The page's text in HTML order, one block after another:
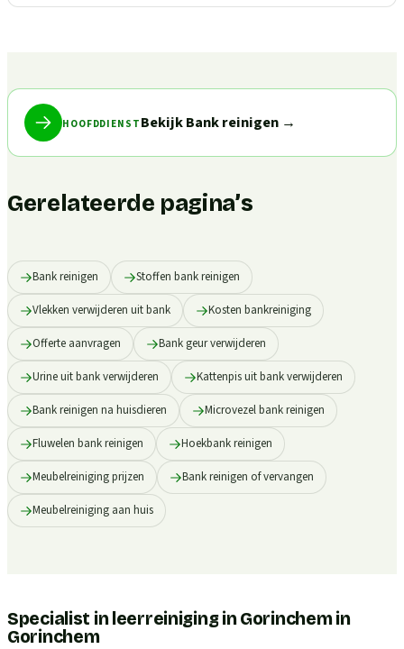
HOOFDDIENST Bekijk Bank reinigen→
Gerelateerde pagina’s
Bank reinigen Stoffen bank reinigen
Vlekken verwijderen uit bank Kosten bankreiniging
Offerte aanvragen Bank geur verwijderen
Urine uit bank verwijderen Kattenpis uit bank verwijderen
Bank reinigen na huisdieren Microvezel bank reinigen
Fluwelen bank reinigen Hoekbank reinigen
Meubelreiniging prijzen Bank reinigen of vervangen
Meubelreiniging aan huis
Specialist in leerreiniging in Gorinchemin
Gorinchem